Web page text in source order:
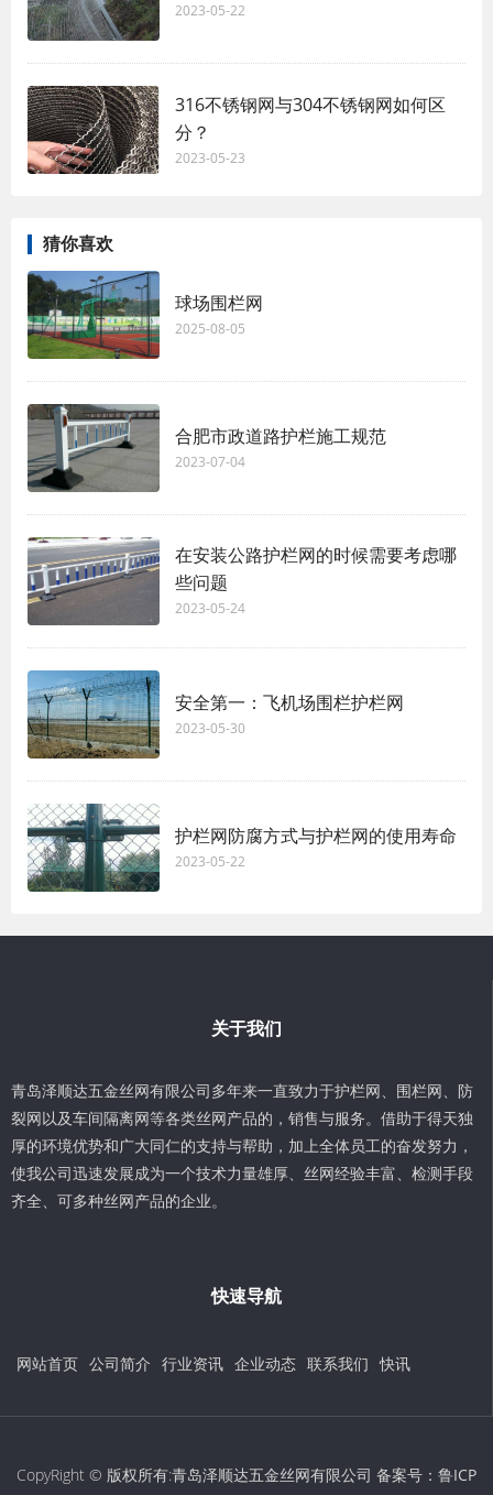
2023-05-22
316不锈钢网与304不锈钢网如何区
分？
2023-05-23
猜你喜欢
球场围栏网
2025-08-05
合肥市政道路护栏施工规范
2023-07-04
在安装公路护栏网的时候需要考虑哪
些问题
2023-05-24
安全第一：飞机场围栏护栏网
2023-05-30
护栏网防腐方式与护栏网的使用寿命
2023-05-22
关于我们
青岛泽顺达五金丝网有限公司多年来一直致力于护栏网、围栏网、防
裂网以及车间隔离网等各类丝网产品的，销售与服务。借助于得天独
厚的环境优势和广大同仁的支持与帮助，加上全体员工的奋发努力，
使我公司迅速发展成为一个技术力量雄厚、丝网经验丰富、检测手段
齐全、可多种丝网产品的企业。
快速导航
网站首页 公司简介 行业资讯 企业动态 联系我们 快讯
CopyRight © 版权所有:青岛泽顺达五金丝网有限公司 备案号： 鲁ICP